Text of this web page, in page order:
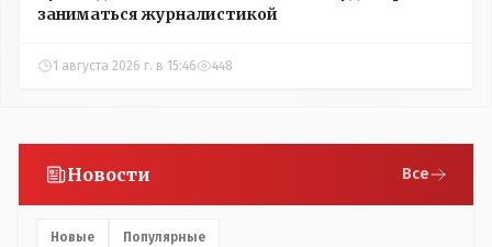
заниматься журналистикой
1 августа 2026 г. в 15:46 448
Новости Все
Новые Популярные